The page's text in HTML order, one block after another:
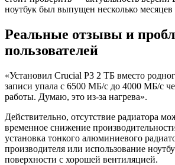
ноутбук был выпущен несколько месяцев
Реальные отзывы и
пользователей
«Установил Crucial P3 2 ТБ вместо
записи упала с 6500 МБ/с до 4000 МБ/с
работы. Думаю, это из-за нагрева».
Действительно, отсутствие радиатора
временное снижение
установка тонкого алюминиевого
производителя или использование
поверхности с хорошей вентиляцией.